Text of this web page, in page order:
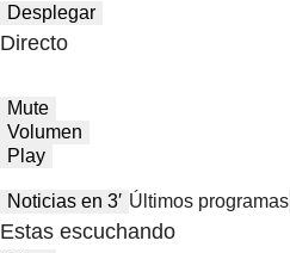
Desplegar
Directo
Mute
Volumen
Play
Noticias en 3′ Últimos programas
Estas escuchando